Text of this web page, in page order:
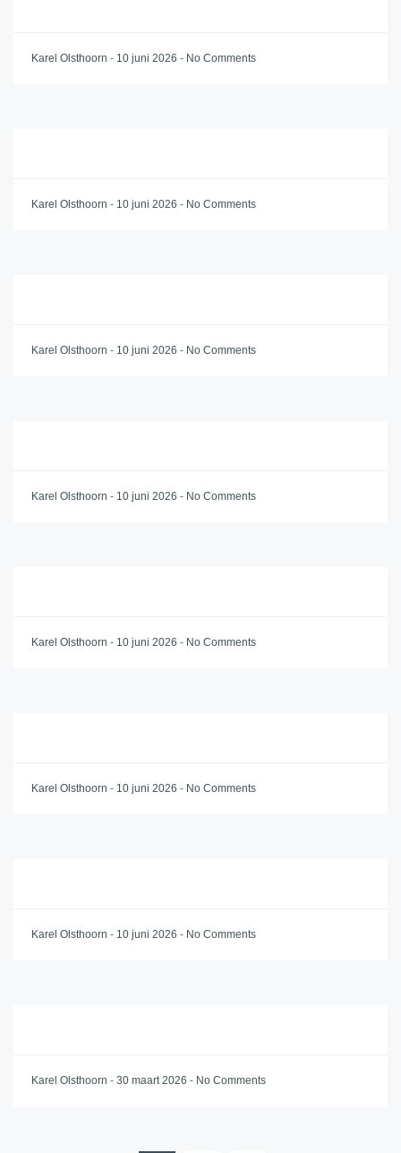
Karel Olsthoorn - 10 juni 2026 - No Comments
Karel Olsthoorn - 10 juni 2026 - No Comments
Karel Olsthoorn - 10 juni 2026 - No Comments
Karel Olsthoorn - 10 juni 2026 - No Comments
Karel Olsthoorn - 10 juni 2026 - No Comments
Karel Olsthoorn - 10 juni 2026 - No Comments
Karel Olsthoorn - 10 juni 2026 - No Comments
Karel Olsthoorn - 30 maart 2026 - No Comments